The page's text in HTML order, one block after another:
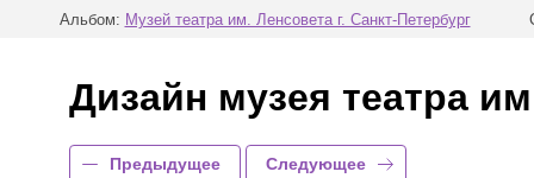
Альбом: Музей театра им. Ленсовета г. Санкт-Петербург
Дизайн музея театра
Предыдущее Следующее